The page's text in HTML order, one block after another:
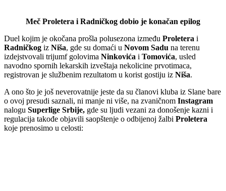
Meč Proletera i Radničkog dobio je konačan epilog
Duel kojim je okočana prošla polusezona između Proletera i
Radničkog iz Niša, gde su domaći u Novom Sadu na terenu
izdejstvovali trijumf golovima Ninkovića i Tomovića, usled
navodno spornih lekarskih izveštaja nekolicine prvotimaca,
registrovan je službenim rezultatom u korist gostiju iz Niša.
A ono što je još neverovatnije jeste da su članovi kluba iz Slane bare
o ovoj presudi saznali, ni manje ni više, na zvaničnom Instagram
nalogu Superlige Srbije, gde su ljudi vezani za donošenje kazni i
regulacija takođe objavili saopštenje o odbijenoj žalbi Proletera
koje prenosimo u celosti: